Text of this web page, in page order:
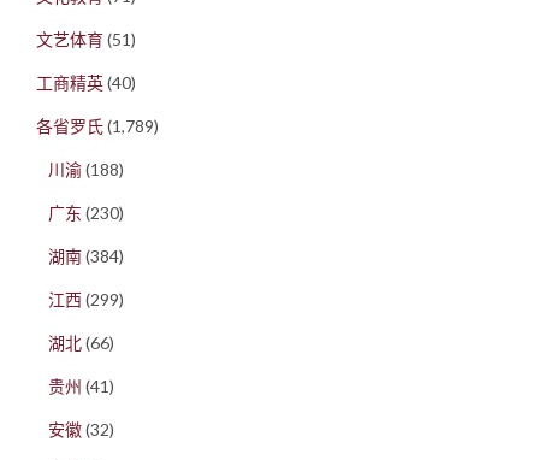
文艺体育(51)
工商精英(40)
各省罗氏(1,789)
川渝(188)
广东 (230)
湖南(384)
江西(299)
湖北(66)
贵州 (41)
安徽(32)